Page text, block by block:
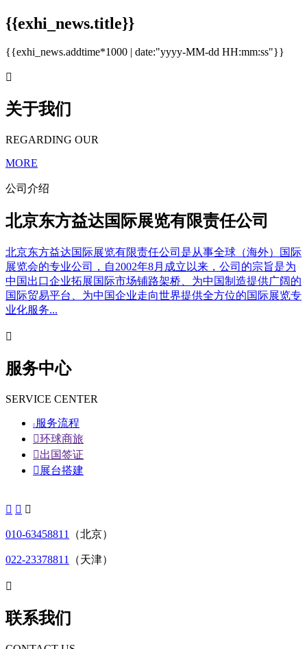
{{exhi_news.title}}
{{exhi_news.addtime*1000 | date:"yyyy-MM-dd HH:mm:ss"}}

关于我们
REGARDING OUR
MORE
公司介绍
北京东方益达国际展览有限责任公司
北京东方益达国际展览有限责任公司是从事全球（海外）国际
展览会的专业公司，自2002年8月成立以来，公司的宗旨是为
中国出口企业拓展国际市场铺路架桥、为中国制造提供广阔的
国际贸易平台、为中国企业走向世界提供全方位的国际展览专
业化服务...

服务中心
SERVICE CENTER
 服务流程
环球商旅
出国签证
 展台搭建
  
010-63458811 （北京）
022-23378811 （天津）

联系我们